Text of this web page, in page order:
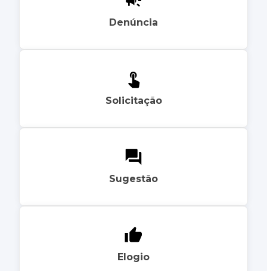
Denúncia
Solicitação
Sugestão
Elogio